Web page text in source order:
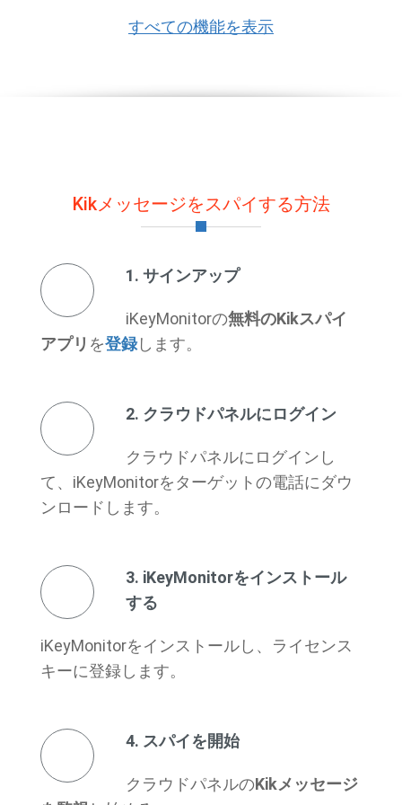
すべての機能を表示
Kikメッセージをスパイする方法
1. サインアップ
iKeyMonitorの無料のKikスパイ
アプリ を登録します。
2. クラウドパネルにログイン
クラウドパネルにログインし
て、iKeyMonitorをターゲットの電話にダウ
ンロードします。
3. iKeyMonitorをインストール
する
iKeyMonitorをインストールし、ライセンス
キーに登録します。
4. スパイを開始
クラウドパネルのKikメッセージ